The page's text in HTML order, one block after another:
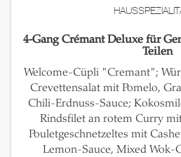
4-Gang Crémant Deluxe für
Teilen
Welcome-Cüpli "Cremant";
Crevettensalat mit Pomelo,
Chili-Erdnuss-Sauce;
Rindsfilet an rotem Curry
Pouletgeschnetzeltes mit
Lemon-Sauce, Mixed Wok-